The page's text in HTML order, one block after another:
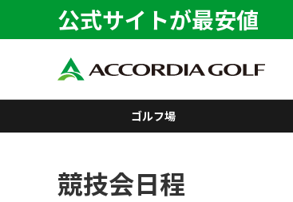
公式サイトが最安値
ゴルフ場
競技会日程